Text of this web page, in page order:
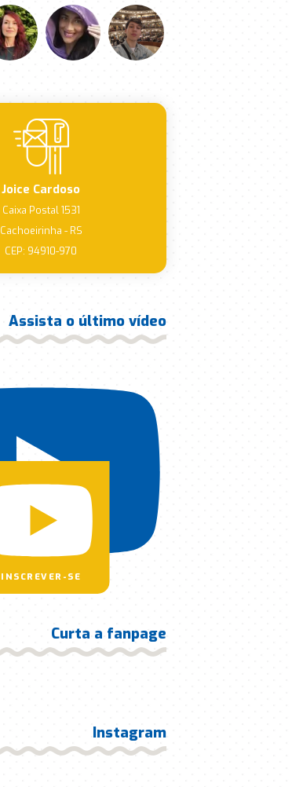
Joice Cardoso
Caixa Postal 1531
Cachoeirinha - RS
CEP: 94910-970
Assista o último vídeo
INSCREVER-SE
Curta a fanpage
Instagram